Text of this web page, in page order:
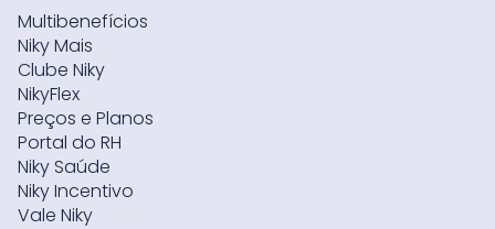
Multibenefícios
Niky Mais
Clube Niky
NikyFlex
Preços e Planos
Portal do RH
Niky Saúde
Niky Incentivo
Vale Niky